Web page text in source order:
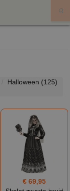
Halloween (125)
€ 69,95